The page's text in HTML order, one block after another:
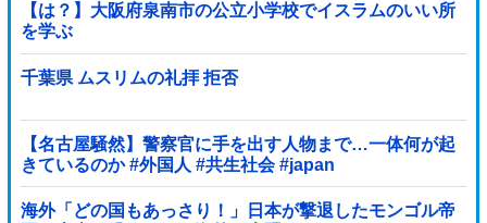
【は？】大阪府泉南市の公立小学校でイスラムのいい所
を学ぶ
千葉県 ムスリムの礼拝 拒否
【名古屋騒然】警察官に手を出す人物まで…一体何が起
きているのか #外国人 #共生社会 #japan
海外「どの国もあっさり！」日本が撃退したモンゴル帝